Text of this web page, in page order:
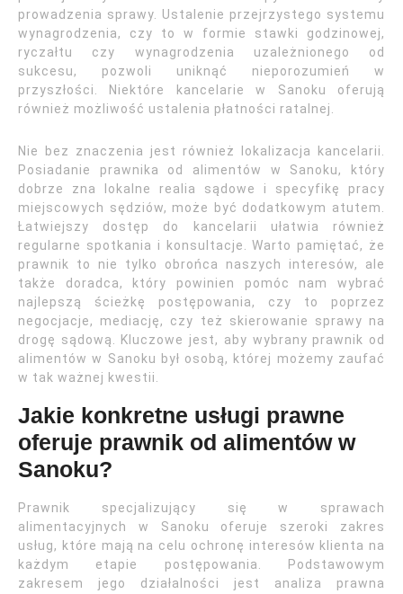
prowadzenia sprawy. Ustalenie przejrzystego systemu
wynagrodzenia, czy to w formie stawki godzinowej,
ryczałtu czy wynagrodzenia uzależnionego od
sukcesu, pozwoli uniknąć nieporozumień w
przyszłości. Niektóre kancelarie w Sanoku oferują
również możliwość ustalenia płatności ratalnej.
Nie bez znaczenia jest również lokalizacja kancelarii.
Posiadanie prawnika od alimentów w Sanoku, który
dobrze zna lokalne realia sądowe i specyfikę pracy
miejscowych sędziów, może być dodatkowym atutem.
Łatwiejszy dostęp do kancelarii ułatwia również
regularne spotkania i konsultacje. Warto pamiętać, że
prawnik to nie tylko obrońca naszych interesów, ale
także doradca, który powinien pomóc nam wybrać
najlepszą ścieżkę postępowania, czy to poprzez
negocjacje, mediację, czy też skierowanie sprawy na
drogę sądową. Kluczowe jest, aby wybrany prawnik od
alimentów w Sanoku był osobą, której możemy zaufać
w tak ważnej kwestii.
Jakie konkretne usługi prawne
oferuje prawnik od alimentów w
Sanoku?
Prawnik specjalizujący się w sprawach
alimentacyjnych w Sanoku oferuje szeroki zakres
usług, które mają na celu ochronę interesów klienta na
każdym etapie postępowania. Podstawowym
zakresem jego działalności jest analiza prawna